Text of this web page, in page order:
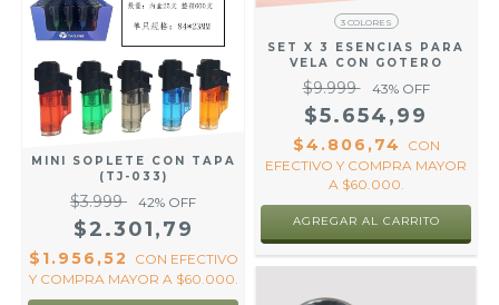
MINI SOPLETE CON TAPA
(TJ-033)
$3.999 42% OFF
$2.301,79
$1.956,52 CON EFECTIVO
Y COMPRA MAYOR A $60.000.
3 COLORES
SET X 3 ESENCIAS PARA
VELA CON GOTERO
$9.999 43% OFF
$5.654,99
$4.806,74
CON
EFECTIVO Y COMPRA MAYOR
A $60.000.
AGREGAR AL CARRITO